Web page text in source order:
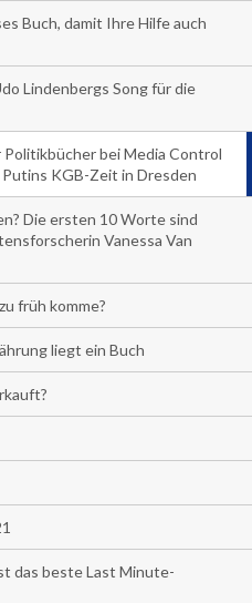
Buch, damit Ihre Hilfe auch
Lindenbergs Song für die
Politikbücher bei Media Control
KGB-Zeit in Dresden
Die ersten 10 Worte sind
Vanessa Van
früh komme?
liegt ein Buch
das beste Last Minute-